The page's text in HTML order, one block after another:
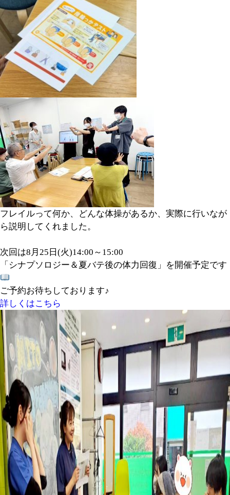
フレイルって何か、どんな体操があるか、実際に行いなが
ら説明してくれました。
次回は8月25日(火)14:00～15:00
「シナプソロジー＆夏バテ後の体力回復」を開催予定です
ご予約お待ちしております♪
詳しくはこちら